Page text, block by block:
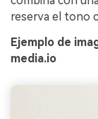
reserva el tono
Ejemplo de
media.io